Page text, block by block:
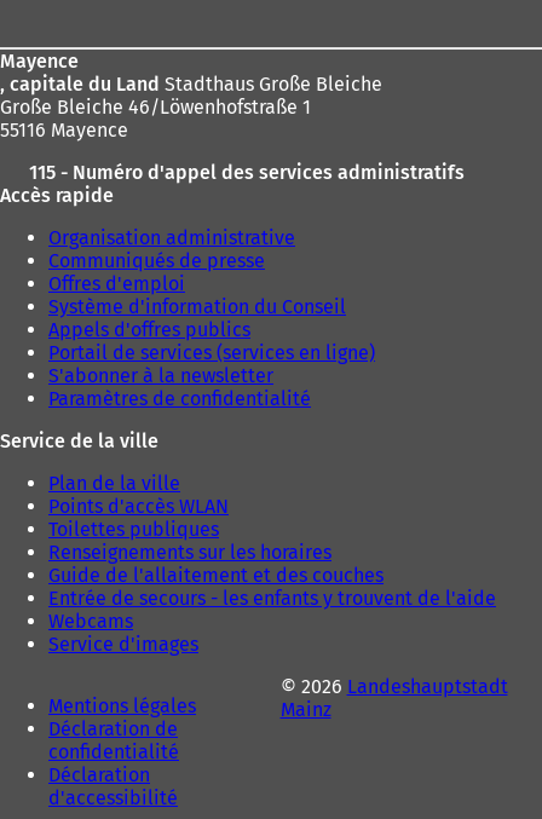
Mayence
, capitale du Land Stadthaus Große Bleiche
Große Bleiche 46/Löwenhofstraße 1
55116 Mayence
115 - Numéro d'appel des services administratifs
Accès rapide
Organisation administrative
Communiqués de presse
Offres d'emploi
Système d'information du Conseil
Appels d'offres publics
Portail de services (services en ligne)
S'abonner à la newsletter
Paramètres de confidentialité
Service de la ville
Plan de la ville
Points d'accès WLAN
Toilettes publiques
Renseignements sur les horaires
Guide de l'allaitement et des couches
Entrée de secours - les enfants y trouvent de l'aide
Webcams
Service d'images
Mentions légales
Déclaration de
confidentialité
Déclaration
d'accessibilité
© 2026 Landeshauptstadt
Mainz